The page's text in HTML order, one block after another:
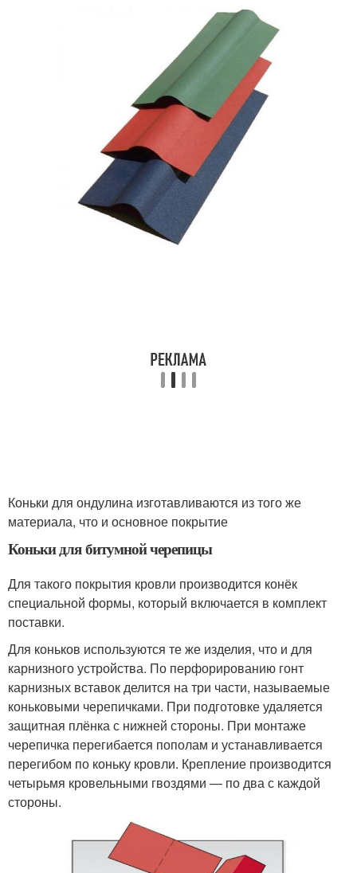
Коньки для ондулина изготавливаются из того же
материала, что и основное покрытие
Коньки для битумной черепицы
Для такого покрытия кровли производится конёк
специальной формы, который включается в комплект
поставки.
Для коньков используются те же изделия, что и для
карнизного устройства. По перфорированию гонт
карнизных вставок делится на три части, называемые
коньковыми черепичками. При подготовке удаляется
защитная плёнка с нижней стороны. При монтаже
черепичка перегибается пополам и устанавливается
перегибом по коньку кровли. Крепление производится
четырьмя кровельными гвоздями — по два с каждой
стороны.